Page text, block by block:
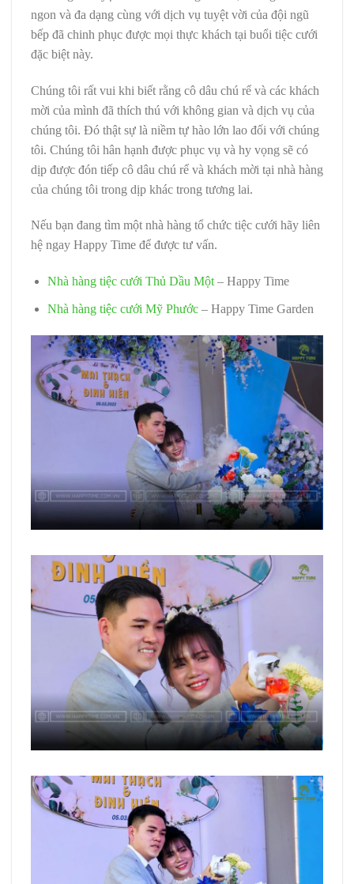
ngon và đa dạng cùng với dịch vụ tuyệt vời của đội ngũ
bếp đã chinh phục được mọi thực khách tại buổi tiệc cưới
đặc biệt này.
Chúng tôi rất vui khi biết rằng cô dâu chú rể và các khách
mời của mình đã thích thú với không gian và dịch vụ của
chúng tôi. Đó thật sự là niềm tự hào lớn lao đối với chúng
tôi. Chúng tôi hân hạnh được phục vụ và hy vọng sẽ có
dịp được đón tiếp cô dâu chú rể và khách mời tại nhà hàng
của chúng tôi trong dịp khác trong tương lai.
Nếu bạn đang tìm một nhà hàng tổ chức tiệc cưới hãy liên
hệ ngay Happy Time để được tư vấn.
Nhà hàng tiệc cưới Thủ Dầu Một– Happy Time
Nhà hàng tiệc cưới Mỹ Phước– Happy Time Garden